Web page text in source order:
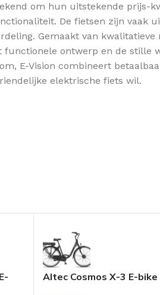
om hun uitstekende prijs-
De fietsen zijn vaak
Gemaakt van
ontwerp en de stille
E-Vision combineert
elektrische fiets wil.
Altec Cosmos X-3 E-bike